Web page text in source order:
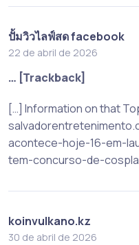
ปั้มวิวไลฟ์สด facebook
22 de abril de 2026
… [Trackback]
[…] Information on that
acontece-hoje-16-em-
tem-concurso-de-
koinvulkano.kz
30 de abril de 2026